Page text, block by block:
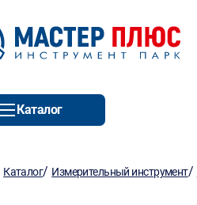
Каталог
Каталог/ Измерительный инструмент/